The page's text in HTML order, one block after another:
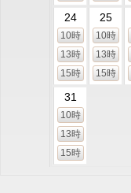
24
10時
13時
15時
25
10時
13時
15時
31
10時
13時
15時